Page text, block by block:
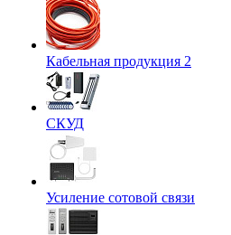
Кабельная продукция 2
СКУД
Усиление сотовой связи